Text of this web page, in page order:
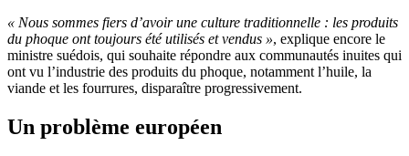
« Nous sommes fiers d’avoir une culture traditionnelle : les produits
du phoque ont toujours été utilisés et vendus », explique encore le
ministre suédois, qui souhaite répondre aux communautés inuites qui
ont vu l’industrie des produits du phoque, notamment l’huile, la
viande et les fourrures, disparaître progressivement.
Un problème européen